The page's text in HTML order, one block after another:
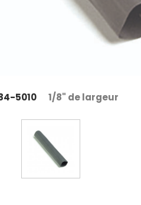
5010 1/8" de largeur